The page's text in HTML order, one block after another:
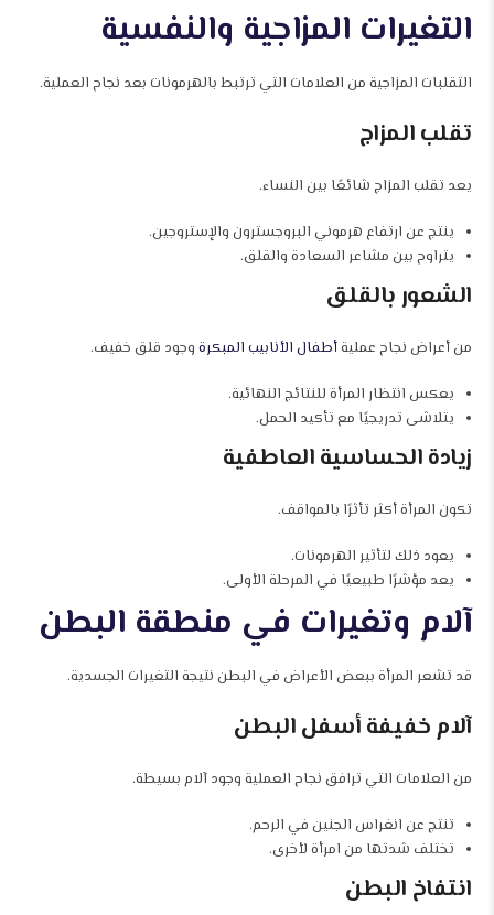
التغيرات المزاجية والنفسية
التقلبات المزاجية من العلامات التي ترتبط بالهرمونات بعد نجاح العملية.
تقلب المزاج
يعد تقلب المزاج شائعًا بين النساء.
ينتج عن ارتفاع هرموني البروجسترون والإستروجين.
يتراوح بين مشاعر السعادة والقلق.
الشعور بالقلق
من أعراض نجاح عمليةأطفال الأنابيب المبكرة وجود قلق خفيف.
يعكس انتظار المرأة للنتائج النهائية.
يتلاشى تدريجيًا مع تأكيد الحمل.
زيادة الحساسية العاطفية
تكون المرأة أكثر تأثرًا بالمواقف.
يعود ذلك لتأثير الهرمونات.
يعد مؤشرًا طبيعيًا في المرحلة الأولى.
آلام وتغيرات في منطقة البطن
قد تشعر المرأة ببعض الأعراض في البطن نتيجة التغيرات الجسدية.
آلام خفيفة أسفل البطن
من العلامات التي ترافق نجاح العملية وجود آلام بسيطة.
تنتج عن انغراس الجنين في الرحم.
تختلف شدتها من امرأة لأخرى.
انتفاخ البطن